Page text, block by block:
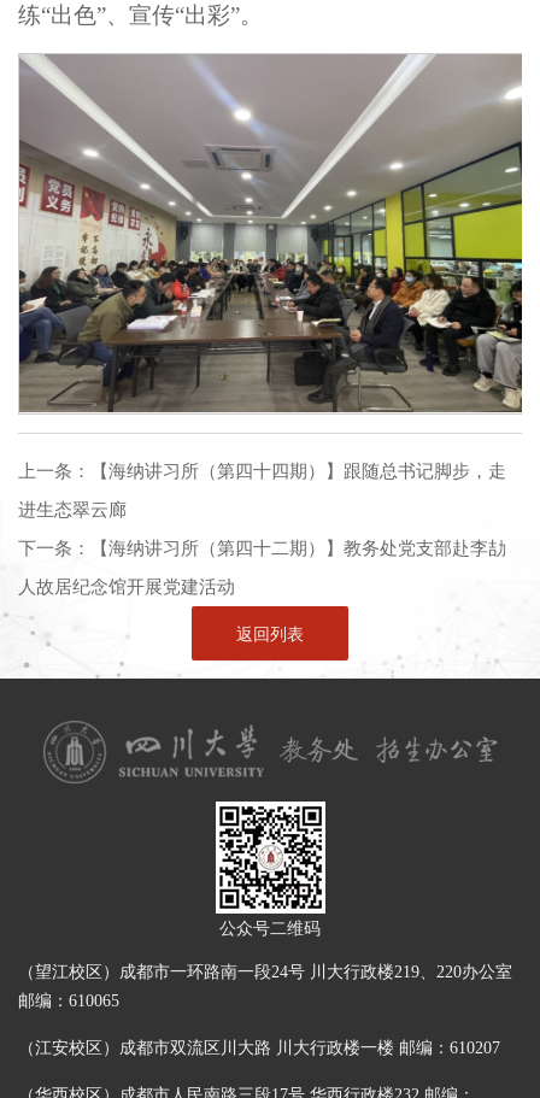
练“出色”、宣传“出彩”。
上一条：
【海纳讲习所（第四十四期）】跟随总书记脚步，走
进生态翠云廊
下一条：
【海纳讲习所（第四十二期）】教务处党支部赴李劼
人故居纪念馆开展党建活动
返回列表
公众号二维码
（望江校区）成都市一环路南一段24号 川大行政楼219、220办公室
邮编：610065
（江安校区）成都市双流区川大路 川大行政楼一楼 邮编：610207